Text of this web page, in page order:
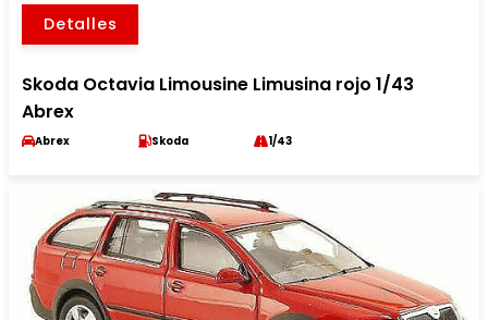
Detalles
Skoda Octavia Limousine Limusina rojo 1/43
Abrex
Abrex Skoda 1/43